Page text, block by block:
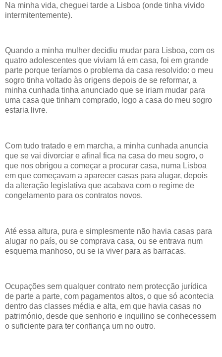
Na minha vida, cheguei tarde a Lisboa (onde tinha vivido
intermitentemente).
Quando a minha mulher decidiu mudar para Lisboa, com os
quatro adolescentes que viviam lá em casa, foi em grande
parte porque teríamos o problema da casa resolvido: o meu
sogro tinha voltado às origens depois de se reformar, a
minha cunhada tinha anunciado que se iriam mudar para
uma casa que tinham comprado, logo a casa do meu sogro
estaria livre.
Com tudo tratado e em marcha, a minha cunhada anuncia
que se vai divorciar e afinal fica na casa do meu sogro, o
que nos obrigou a começar a procurar casa, numa Lisboa
em que começavam a aparecer casas para alugar, depois
da alteração legislativa que acabava com o regime de
congelamento para os contratos novos.
Até essa altura, pura e simplesmente não havia casas para
alugar no país, ou se comprava casa, ou se entrava num
esquema manhoso, ou se ia viver para as barracas.
Ocupações sem qualquer contrato nem protecção jurídica
de parte a parte, com pagamentos altos, o que só acontecia
dentro das classes média e alta, em que havia casas no
património, desde que senhorio e inquilino se conhecessem
o suficiente para ter confiança um no outro.